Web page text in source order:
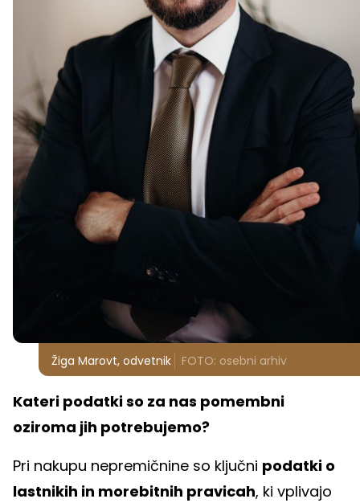
Žiga Marovt, odvetnik FOTO: osebni arhiv
Kateri podatki so za nas pomembni
oziroma jih potrebujemo?
Pri nakupu nepremičnine so ključni podatki o
lastnikih in morebitnih pravicah, ki vplivajo